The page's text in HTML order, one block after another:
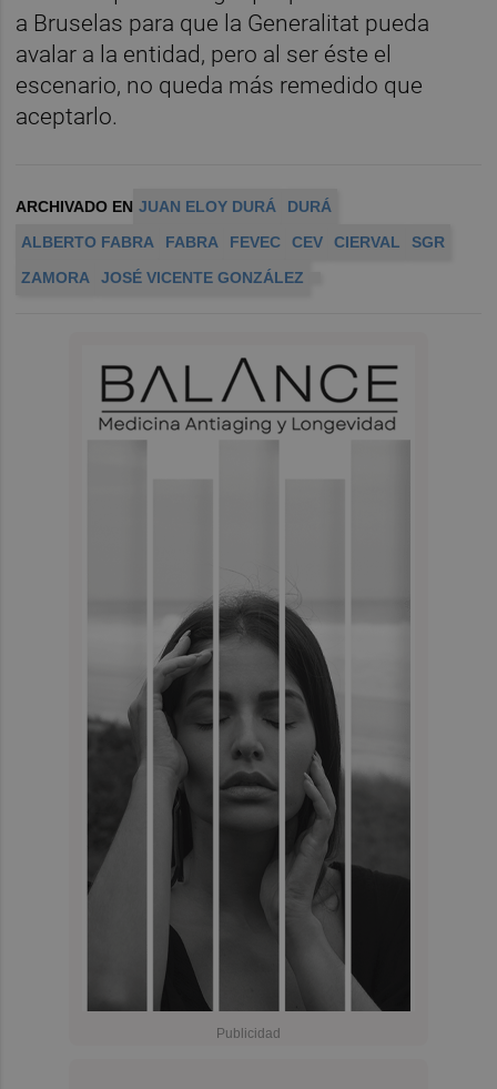
a Bruselas para que la Generalitat pueda
avalar a la entidad, pero al ser éste el
escenario, no queda más remedido que
aceptarlo.
ARCHIVADO EN JUAN ELOY DURÁ
DURÁ
ALBERTO FABRA
FABRA FEVEC CEV CIERVAL
SGR
ZAMORA
JOSÉ VICENTE GONZÁLEZ